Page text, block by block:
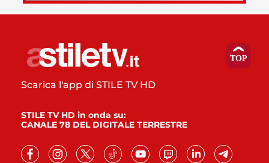
Scarica l'app di STILE TV HD
STILE TV HD in onda su:
CANALE 78 DEL DIGITALE TERRESTRE